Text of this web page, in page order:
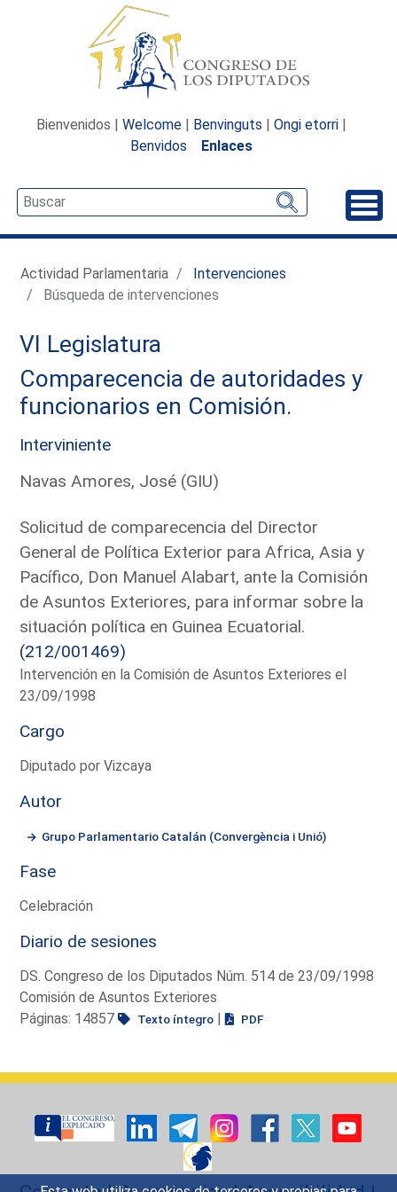
Bienvenidos | Welcome | Benvinguts | Ongi etorri |
Benvidos
Enlaces
Actividad Parlamentaria
Intervenciones
Búsqueda de intervenciones
VI Legislatura
Comparecencia de autoridades y
funcionarios en Comisión.
Interviniente
Navas Amores, José (GIU)
Solicitud de comparecencia del Director
General de Política Exterior para Africa, Asia y
Pacífico, Don Manuel Alabart, ante la Comisión
de Asuntos Exteriores, para informar sobre la
situación política en Guinea Ecuatorial.
(212/001469)
Intervención en la Comisión de Asuntos Exteriores el
23/09/1998
Cargo
Diputado por Vizcaya
Autor
Grupo Parlamentario Catalán (Convergència i Unió)
Fase
Celebración
Diario de sesiones
DS. Congreso de los Diputados Núm. 514 de 23/09/1998
Comisión de Asuntos Exteriores
Páginas: 14857
Texto íntegro | PDF